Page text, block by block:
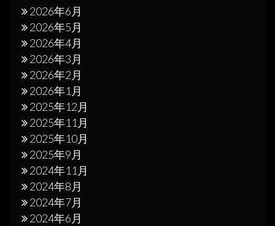
2026年6月
2026年5月
2026年4月
2026年3月
2026年2月
2026年1月
2025年12月
2025年11月
2025年10月
2025年9月
2024年11月
2024年8月
2024年7月
2024年6月